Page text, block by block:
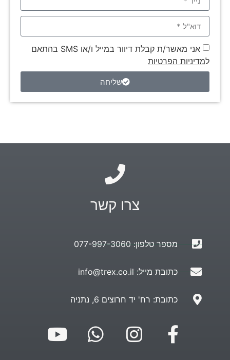
אני מאשר/ת קבלת דיוור במייל ו/או SMS בהתאם
למדיניות הפרטיות
שליחה
צרו קשר
מספר טלפון: 077-997-3060
כתובת מייל: info@trex.co.il
כתובת: רח' יד חרוצים 6, נתניה